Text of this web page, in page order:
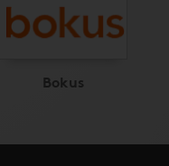
Bokus